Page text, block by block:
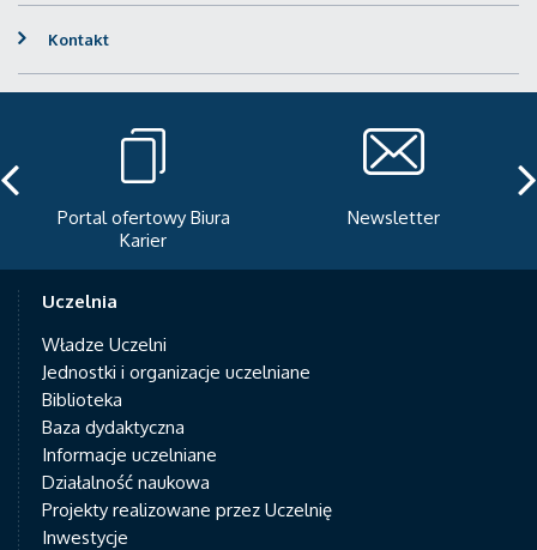
Kontakt
Portal ofertowy Biura
Karier
Newsletter
Uczelnia
Władze Uczelni
Jednostki i organizacje uczelniane
Biblioteka
Baza dydaktyczna
Informacje uczelniane
Działalność naukowa
Projekty realizowane przez Uczelnię
Inwestycje